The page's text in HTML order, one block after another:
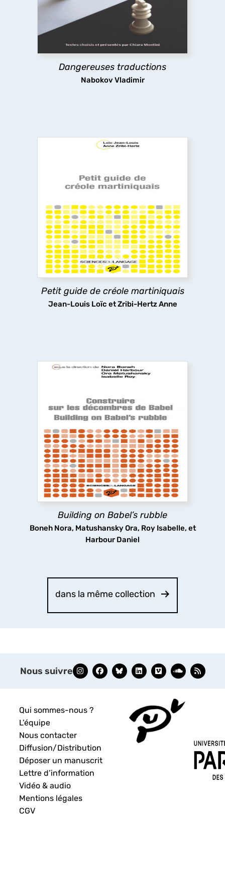
Dangereuses traductions
Nabokov Vladimir
pratiques de la traduction de Nabokov, leur
évolution dans le temps jusqu’à la défense
radicale du littéralisme, une position extrême et
découvrir
Petit guide de créole martiniquais
Jean-Louis Loïc et Zribi-Hertz Anne
Petit guide de créole martiniquais
Visite guidée de la grammaire du créole
martiniquais, destinée tant aux locuteurs de
cette langue, qui bien souvent ne lui associent
pas la notion de « grammaire », qu'aux non
créolophones. Tous risquent d'être étonnés de sa
riche complexité.
découvrir
Building on Babel’s rubble
Boneh Nora, Matushansky Ora, Roy Isabelle, et
Harbour Daniel
Building on Babel’s rubble
This volume explores the unity of linguistic
diversity in ‘Babel’s rubble’ in the Generative
framework, covering a wide range of topics in
the various levels of linguistic analysis, with a
particular focus on Georgian and Kartvelian
languages.
découvrir
dans la même collection
Nous suivre
Qui sommes-nous ?
L’équipe
Nous contacter
Diffusion/Distribution
Déposer un manuscrit
Lettre d’information
Vidéo & audio
Mentions légales
CGV